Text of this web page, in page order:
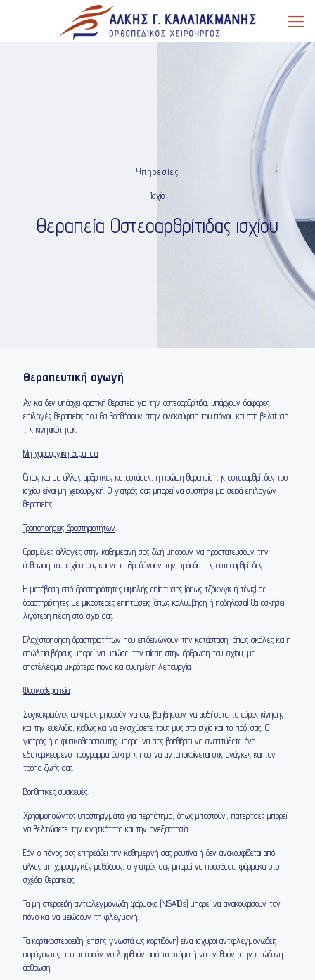
Υπηρεσίες
Ισχίο
Θεραπεία Οστεοαρθρίτιδας ισχίου
Θεραπευτική αγωγή
Αν και δεν υπάρχει οριστική θεραπεία για την οστεοαρθρίτιδα, υπάρχουν διάφορες
επιλογές θεραπείας που θα βοηθήσουν στην ανακούφιση του πόνου και στη βελτίωση
της κινητικότητας.
Μη χειρουργική θεραπεία
Όπως και με άλλες αρθριτικές καταστάσεις, η πρώιμη θεραπεία της οστεοαρθρίτιδας του
ισχίου είναι μη χειρουργική. Ο γιατρός σας μπορεί να συστήσει μια σειρά επιλογών
θεραπείας.
Τροποποιήσεις δραστηριοτήτων
Ορισμένες αλλαγές στην καθημερινή σας ζωή μπορούν να προστατεύσουν την
άρθρωση του ισχίου σας και να επιβραδύνουν την πρόοδο της οστεοαρθρίτιδας.
Η μετάβαση από δραστηριότητες υψηλής επίπτωσης (όπως τζόκινγκ ή τένις) σε
δραστηριότητες με μικρότερες επιπτώσεις (όπως κολύμβηση ή ποδηλασία) θα ασκήσει
λιγότερη πίεση στο ισχίο σας.
Ελαχιστοποίηση δραστηριοτήτων που επιδεινώνουν την κατάσταση, όπως σκάλες και η
απώλεια βάρους μπορεί να μειώσει την πίεση στην άρθρωση του ισχίου, με
αποτέλεσμα μικρότερο πόνο και αυξημένη λειτουργία.
Φυσικοθεραπεία
Συγκεκριμένες ασκήσεις μπορούν να σας βοηθήσουν να αυξήσετε το εύρος κίνησης
και την ευελιξία, καθώς και να ενισχύσετε τους μυς στο ισχίο και το πόδι σας. Ο
γιατρός ή ο φυσικοθεραπευτής μπορεί να σας βοηθήσει να αναπτύξετε ένα
εξατομικευμένο πρόγραμμα άσκησης που να ανταποκρίνεται στις ανάγκες και τον
τρόπο ζωής σας.
Βοηθητικές συσκευές
Χρησιμοποιώντας υποστηρίγματα για περπάτημα, όπως μπαστούνι, πατερίτσες μπορεί
να βελτιώσετε την κινητικότητα και την ανεξαρτησία.
Εάν ο πόνος σας επηρεάζει την καθημερινή σας ρουτίνα ή δεν ανακουφίζεται από
άλλες μη χειρουργικές μεθόδους, ο γιατρός σας μπορεί να προσθέσει φάρμακα στο
σχέδιο θεραπείας.
Τα μη στεροειδή αντιφλεγμονώδη φάρμακα (NSAIDs) μπορεί να ανακουφίσουν τον
πόνο και να μειώσουν τη φλεγμονή.
Τα κορτικοστεροειδή (επίσης γνωστά ως κορτιζόνη) είναι ισχυροί αντιφλεγμονώδεις
παράγοντες που μπορούν να ληφθούν από το στόμα ή να ενεθούν στην επώδυνη
άρθρωση.